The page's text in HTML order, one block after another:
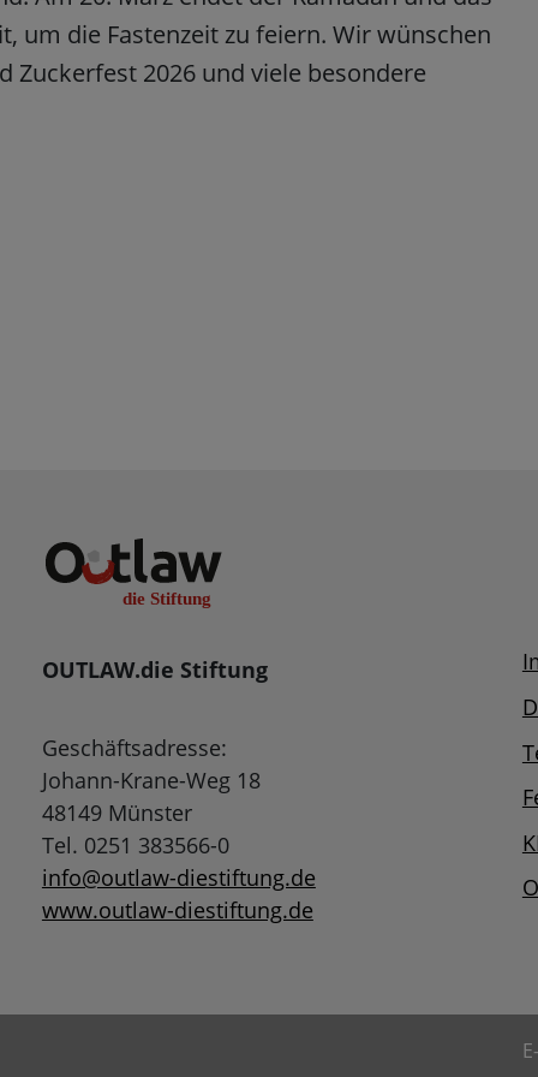
um die Fastenzeit zu feiern. Wir wünschen
Zuckerfest 2026 und viele besondere
OUTLAW.die Stiftung
Geschäftsadresse:
Johann-Krane-Weg 18
48149 Münster
Tel. 0251 383566-0
info@outlaw-diestiftung.de
www.outlaw-diestiftung.de